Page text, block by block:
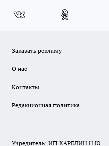
Заказать рекламу
О нас
Контакты
Редакционная политика
Учредитель: ИП КАРЕЛИН Н.Ю.